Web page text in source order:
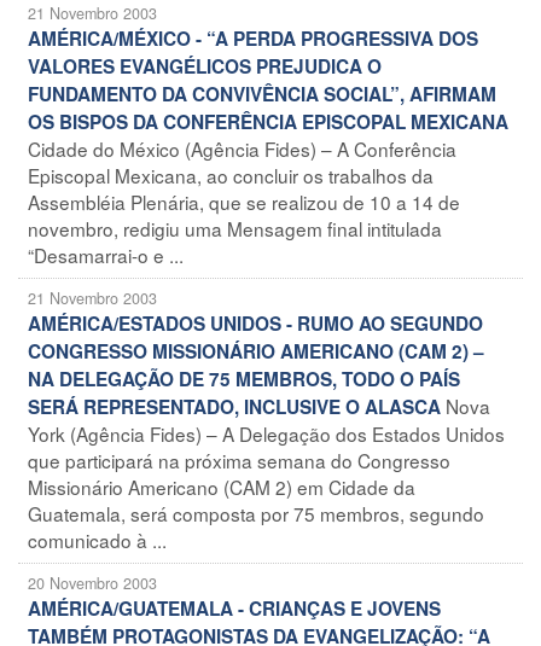
21 Novembro 2003
AMÉRICA/MÉXICO - “A PERDA PROGRESSIVA DOS
VALORES EVANGÉLICOS PREJUDICA O
FUNDAMENTO DA CONVIVÊNCIA SOCIAL”, AFIRMAM
OS BISPOS DA CONFERÊNCIA EPISCOPAL MEXICANA
Cidade do México (Agência Fides) – A Conferência
Episcopal Mexicana, ao concluir os trabalhos da
Assembléia Plenária, que se realizou de 10 a 14 de
novembro, redigiu uma Mensagem final intitulada
“Desamarrai-o e ...
21 Novembro 2003
AMÉRICA/ESTADOS UNIDOS - RUMO AO SEGUNDO
CONGRESSO MISSIONÁRIO AMERICANO (CAM 2) –
NA DELEGAÇÃO DE 75 MEMBROS, TODO O PAÍS
SERÁ REPRESENTADO, INCLUSIVE O ALASCA Nova
York (Agência Fides) – A Delegação dos Estados Unidos
que participará na próxima semana do Congresso
Missionário Americano (CAM 2) em Cidade da
Guatemala, será composta por 75 membros, segundo
comunicado à ...
20 Novembro 2003
AMÉRICA/GUATEMALA - CRIANÇAS E JOVENS
TAMBÉM PROTAGONISTAS DA EVANGELIZAÇÃO: “A